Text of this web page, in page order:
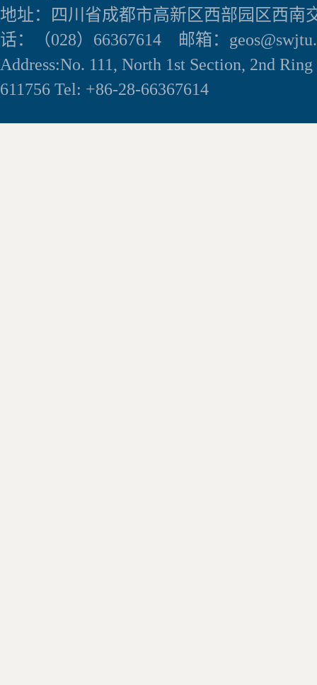
地址：四川省成都市高新区西部园区
话：（028）66367614 邮箱：
Address:No. 111, North 1st Section, 2nd
611756 Tel: +86-28-66367614